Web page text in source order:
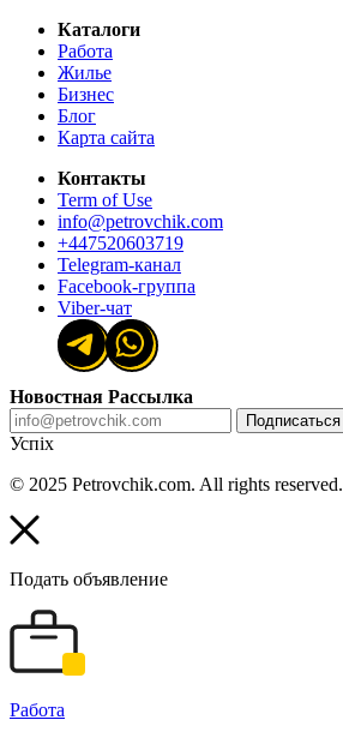
Каталоги
Работа
Жилье
Бизнес
Блог
Карта сайта
Контакты
Term of Use
info@petrovchik.com
+447520603719
Telegram-канал
Facebook-группа
Viber-чат
Новостная Рассылка
Подписаться
Успіх
© 2025 Petrovchik.com. All rights reserved.
Подать объявление
Работа